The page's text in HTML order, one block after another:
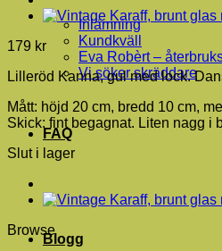
Inlämning
Kundkväll
Eva Robèrt –
Vi söker skräddare
FAQ
Blogg
179 kr
Lilleröd Kanna, gul med lock.
Mått: höjd 20 cm, bredd 10 cm,
Skick: fint begagnat. Liten nagg i
Slut i lager
Browse